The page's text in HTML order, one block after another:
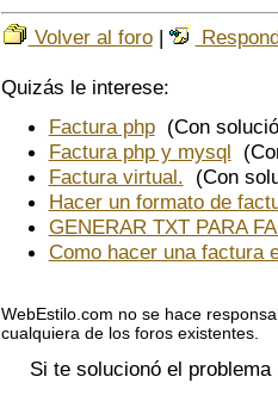
Volver al foro|
Quizás le interese:
Factura php(Con
Factura php y mysql
Factura virtual. (Con
Hacer un formato de
GENERAR TXT PARA
Como hacer una factura
WebEstilo.com no se hace
cualquiera de los foros existentes.
Si te solucionó el problema